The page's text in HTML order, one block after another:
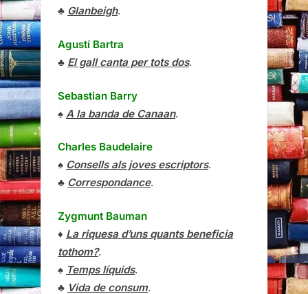
♣ Glanbeigh.
Agustí Bartra
♣ El gall canta per tots dos.
Sebastian Barry
♠ A la banda de Canaan.
Charles Baudelaire
♠ Consells als joves escriptors.
♣ Correspondance.
Zygmunt Bauman
♦ La riquesa d’uns quants beneficia
tothom?.
♠ Temps líquids.
♣ Vida de consum.